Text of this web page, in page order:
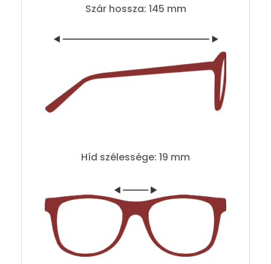
Szár hossza: 145 mm
Híd szélessége: 19 mm